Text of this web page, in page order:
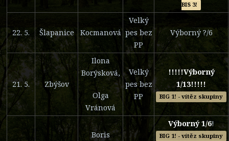
BIS 3!
22. 5. Šlapanice Kocmanová
Velký
pes bez
PP
Výborný ?/6
21. 5. Zbýšov
Ilona
Borýsková,
Olga
Vránová
Velký
pes bez
PP
!!!!!Výborný
1/13!!!!!
BIG 1! - vítěz skupiny
Boris
Výborný 1/6!
BIG 1! - vítěz skupiny